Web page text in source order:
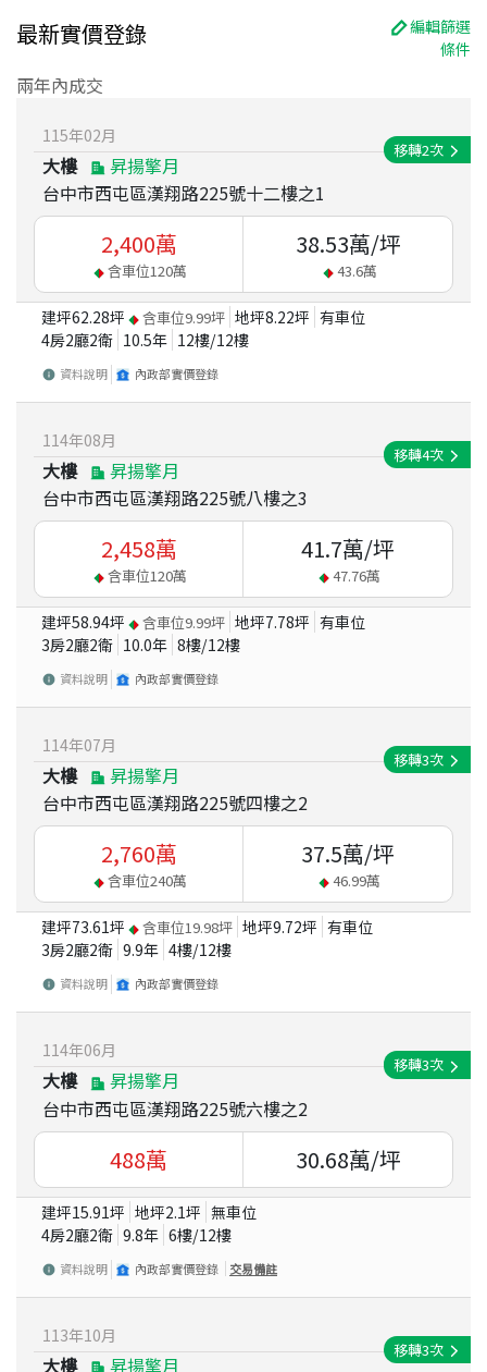
最新實價登錄
編輯篩選
條件
兩年內成交
115年02月
大樓
昇揚擎月
台中市西屯區漢翔路225號十二樓之1
移轉2次
2,400萬
含車位120萬
38.53萬/坪
43.6萬
建坪62.28坪 含車位9.99坪 地坪8.22坪 有車位
4房2廳2衛 10.5年 12樓/12樓
資料說明 內政部實價登錄
114年08月
大樓
昇揚擎月
台中市西屯區漢翔路225號八樓之3
移轉4次
2,458萬
含車位120萬
41.7萬/坪
47.76萬
建坪58.94坪 含車位9.99坪 地坪7.78坪 有車位
3房2廳2衛 10.0年 8樓/12樓
資料說明 內政部實價登錄
114年07月
大樓
昇揚擎月
台中市西屯區漢翔路225號四樓之2
移轉3次
2,760萬
含車位240萬
37.5萬/坪
46.99萬
建坪73.61坪 含車位19.98坪 地坪9.72坪 有車位
3房2廳2衛 9.9年 4樓/12樓
資料說明 內政部實價登錄
114年06月
大樓
昇揚擎月
台中市西屯區漢翔路225號六樓之2
移轉3次
488萬 30.68萬/坪
建坪15.91坪 地坪2.1坪 無車位
4房2廳2衛 9.8年 6樓/12樓
資料說明 內政部實價登錄 交易備註
113年10月
大樓 昇揚擎月
移轉3次